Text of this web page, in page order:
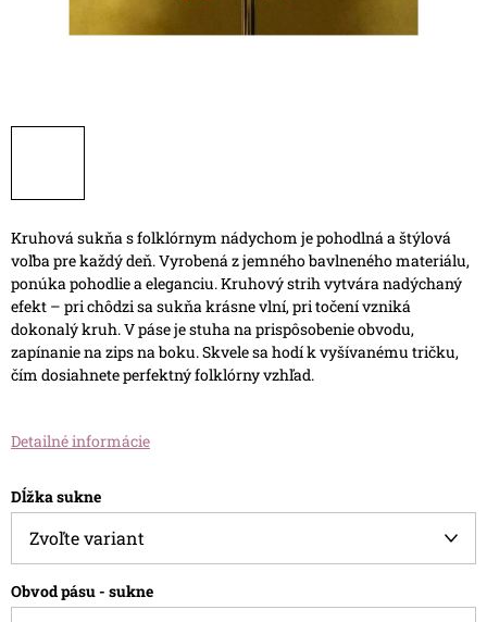
Kruhová sukňa s folklórnym nádychom je pohodlná a štýlová
voľba pre každý deň. Vyrobená z jemného bavlneného materiálu,
ponúka pohodlie a eleganciu. Kruhový strih vytvára nadýchaný
efekt – pri chôdzi sa sukňa krásne vlní, pri točení vzniká
dokonalý kruh. V páse je stuha na prispôsobenie obvodu,
zapínanie na zips na boku. Skvele sa hodí k vyšívanému tričku,
čím dosiahnete perfektný folklórny vzhľad.
Detailné informácie
Dĺžka sukne
Obvod pásu - sukne